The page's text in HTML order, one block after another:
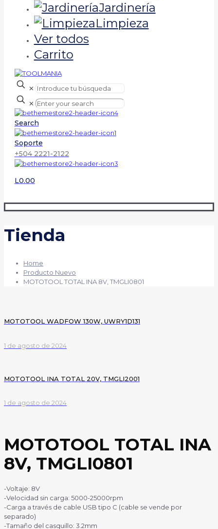
Jardinería
Limpieza
Ver todos
Carrito
✕
✕
Search
Soporte
+504 2221-2122
L0.00
Tienda
Home
Producto Nuevo
MOTOTOOL TOTAL INA 8V, TMGLI0801
MOTOTOOL WADFOW 130W, UWRY1D131
1 de agosto de 2024
MOTOTOOL INA TOTAL 20V, TMGLI2001
1 de agosto de 2024
MOTOTOOL TOTAL INA
8V, TMGLI0801
-Voltaje: 8V
-Velocidad sin carga: 5000-25000rpm
-Carga a través de cable USB tipo C (cable se vende por
separado)
-Tamaño del casquillo: 3.2mm